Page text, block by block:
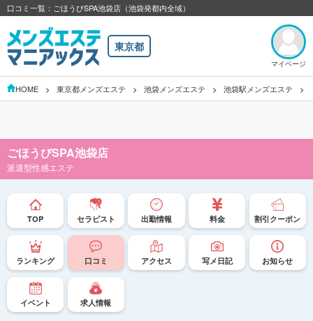
口コミ一覧：ごほうびSPA池袋店（池袋発都内全域）
東京都
マイページ
HOME 東京都メンズエステ 池袋メンズエステ 池袋駅メンズエステ
ごほうびSPA池袋店
派遣型性感エステ
TOP セラピスト 出勤情報 料金 割引クーポン
ランキング 口コミ アクセス 写メ日記 お知らせ
イベント 求人情報